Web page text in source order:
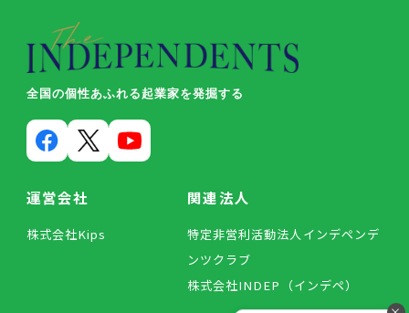
全国の個性あふれる起業家を発掘する
運営会社
株式会社Kips
関連法人
特定非営利活動法人インデペンデ
ンツクラブ
株式会社INDEP（インデペ）